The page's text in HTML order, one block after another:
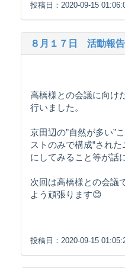
投稿日：2020-09-15
８月１７日 活動報告
高橋様との会議に向け
行いました。
京田辺の”自然が多い”
ストのみで構成”され
にしてみること等が話
次回は高橋様との会議
よう頑張ります😊
投稿日：2020-09-15